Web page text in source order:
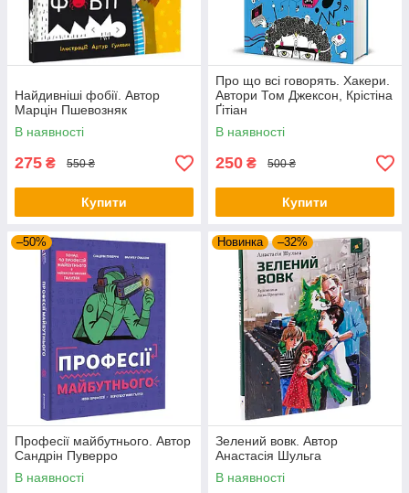
Найдивніші фобії. Автор
Марцін Пшевозняк
В наявності
275 ₴ 550 ₴
Купити
Про що всі говорять. Хакери.
Автори Том Джексон, Крістіна
Ґітіан
В наявності
250 ₴ 500 ₴
Купити
–50%
Професії майбутнього. Автор
Сандрін Пуверро
В наявності
Новинка –32%
Зелений вовк. Автор
Анастасія Шульга
В наявності